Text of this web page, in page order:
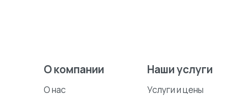
О компании
О нас
Наши услуги
Услуги и цены